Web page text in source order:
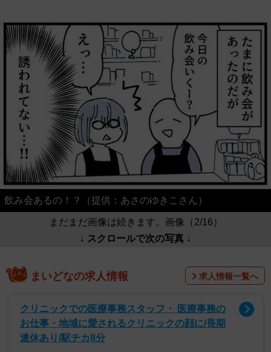
飲み会あるの！？（提供：あさのゆきこさん）
まだまだ画像は続きます。画像（2/16）
↓ スクロールで次の写真 ↓
まいどなの求人情報 求人情報一覧へ
クリニックでの医療事務スタッフ・ 医療事務の
お仕事・地域に愛されるクリニックの顔に/長期
連休あり/駅チカ8分